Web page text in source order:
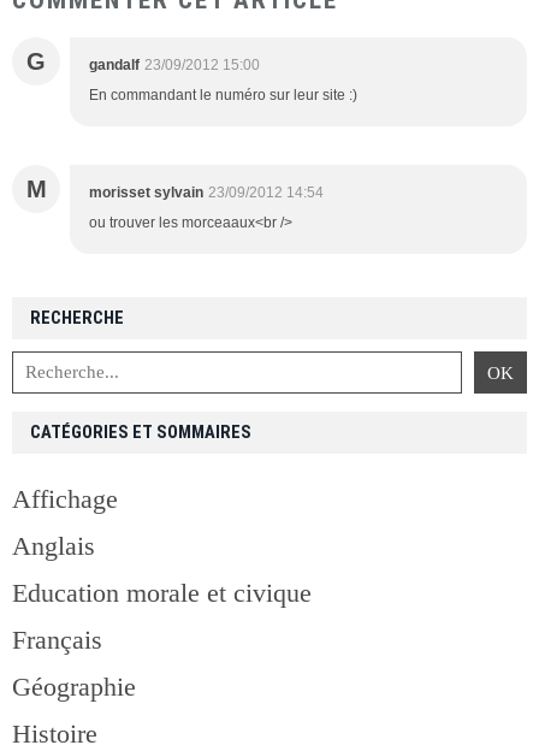
G gandalf 23/09/2012 15:00
En commandant le numéro sur leur site :)
M morisset sylvain 23/09/2012 14:54
ou trouver les morceaaux<br />
RECHERCHE
CATÉGORIES ET SOMMAIRES
Affichage
Anglais
Education morale et civique
Français
Géographie
Histoire